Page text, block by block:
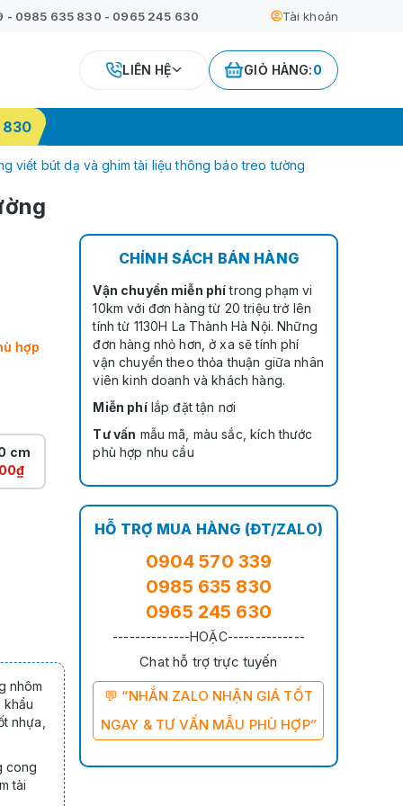
- 0985 635 830 - 0965 245 630 Tài khoản
LIÊN HỆ GIỎ HÀNG:0
viết bút dạ và ghim tài liệu thông báo treo tường
hợp
cm
nhôm
khẩu
nhựa,
cong
tài
CHÍNH SÁCH BÁN HÀNG
Vận chuyển miễn phítrong phạm vi
10km với đơn hàng từ 20 triệu trở lên
tính từ 1130H La Thành Hà Nội. Những
đơn hàng nhỏ hơn, ở xa sẽ tính phí
vận chuyển theo thỏa thuận giữa nhân
viên kinh doanh và khách hàng.
Miễn phílắp đặt tận nơi
Tư vấn mẫu mã, màu sắc, kích thước
phù hợp nhu cầu
HỖ TRỢ MUA HÀNG (ĐT/ZALO)
0904 570 339
0985 635 830
0965 245 630
--------------HOẶC--------------
Chat hỗ trợ trực tuyến
💬 “NHẮN ZALO NHẬN GIÁ TỐT
NGAY & TƯ VẤN MẪU PHÙ HỢP”